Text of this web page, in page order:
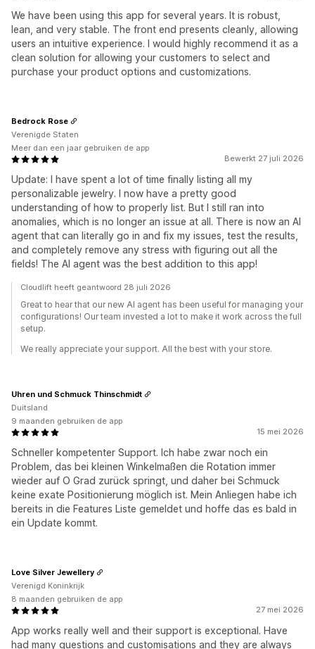
We have been using this app for several years. It is robust,
lean, and very stable. The front end presents cleanly, allowing
users an intuitive experience. I would highly recommend it as a
clean solution for allowing your customers to select and
purchase your product options and customizations.
Bewerkt 27 juli 2026
Update: I have spent a lot of time finally listing all my
personalizable jewelry. I now have a pretty good
understanding of how to properly list. But I still ran into
anomalies, which is no longer an issue at all. There is now an AI
agent that can literally go in and fix my issues, test the results,
and completely remove any stress with figuring out all the
fields! The AI agent was the best addition to this app!
Bedrock Rose
Verenigde Staten
Meer dan een jaar gebruiken de app
Cloudlift heeft geantwoord 28 juli 2026
Great to hear that our new Al agent has been useful for managing your
configurations! Our team invested a lot to make it work across the full
setup.
We really appreciate your support. All the best with your store.
15 mei 2026
Schneller kompetenter Support. Ich habe zwar noch ein
Problem, das bei kleinen Winkelmaßen die Rotation immer
wieder auf O Grad zurück springt, und daher bei Schmuck
keine exate Positionierung möglich ist. Mein Anliegen habe ich
bereits in die Features Liste gemeldet und hoffe das es bald in
ein Update kommt.
Uhren und Schmuck Thinschmidt
Duitsland
9 maanden gebruiken de app
27 mei 2026
App works really well and their support is exceptional. Have
had many questions and customisations and they are always
Love Silver Jewellery
Verenigd Koninkrijk
8 maanden gebruiken de app